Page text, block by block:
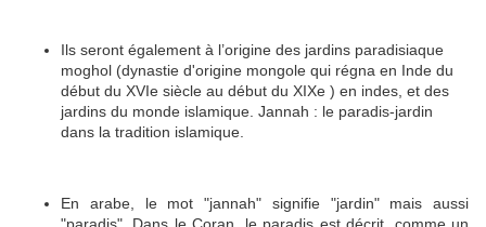
Ils seront également à l’origine des jardins paradisiaque
moghol (dynastie d'origine mongole qui régna en Inde du
début du XVIe siècle au début du XIXe ) en indes, et des
jardins du monde islamique. Jannah : le paradis-jardin
dans la tradition islamique.
En arabe, le mot "jannah" signifie "jardin" mais aussi
"paradis". Dans le Coran, le paradis est décrit, comme un